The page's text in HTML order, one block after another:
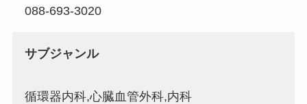
088-693-3020
サブジャンル
循環器内科,心臓血管外科,内科